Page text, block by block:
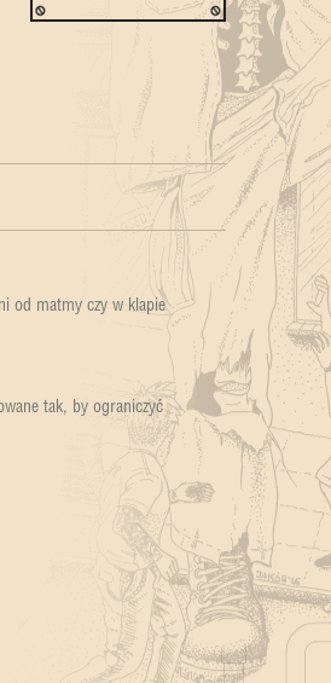
od matmy czy w klapie
tak, by ograniczyć